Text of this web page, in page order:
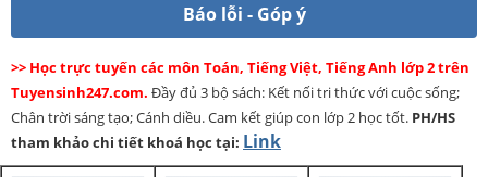
Báo lỗi - Góp ý
>> Học trực tuyến các môn Toán, Tiếng Việt, Tiếng Anh lớp 2 trên
Tuyensinh247.com. Đầy đủ 3 bộ sách: Kết nối tri thức với cuộc sống;
Chân trời sáng tạo; Cánh diều. Cam kết giúp con lớp 2 học tốt. PH/HS
tham khảo chi tiết khoá học tại: Link